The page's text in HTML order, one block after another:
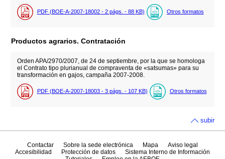
PDF (BOE-A-2007-18002 - 2 págs. - 88 KB) Otros formatos
Productos agrarios. Contratación
Orden APA/2970/2007, de 24 de septiembre, por la que se homologa
el Contrato tipo plurianual de compraventa de «satsumas» para su
transformación en gajos, campaña 2007-2008.
PDF (BOE-A-2007-18003 - 3 págs. - 107 KB) Otros formatos
subir
Contactar Sobre la sede electrónica Mapa
Aviso legal
Accesibilidad
Protección de datos
Sistema Interno de Información